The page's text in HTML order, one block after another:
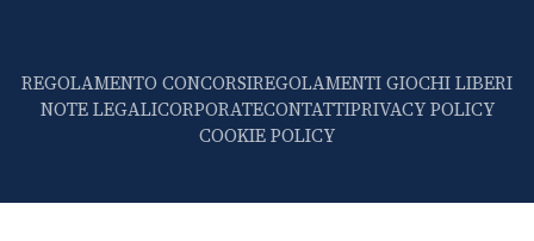
REGOLAMENTO CONCORSIREGOLAMENTI GIOCHI LIBERI
NOTE LEGALICORPORATECONTATTIPRIVACY POLICY
COOKIE POLICY